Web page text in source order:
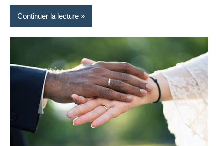
Continuer la lecture